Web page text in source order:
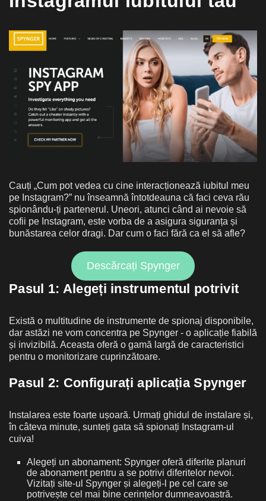
Cauți „Cum pot vedea cu cine interacționează iubitul meu
pe Instagram?” nu înseamnă întotdeauna că faci ceva rău
spionându-ți partenerul. Uneori, atunci când ai nevoie să
cofii pe Instagram, este vorba de a asigura siguranța și
bunăstarea celor dragi. Dar cum o faci fără ca el să afle?
Descărcați Spynger
Pasul 1: Alegeți instrumentul potrivit
Există o multitudine de instrumente de spionaj disponibile,
dar astăzi ne vom concentra pe Spynger - o aplicație fiabilă
și invizibilă. Aceasta oferă o gamă largă de caracteristici
pentru o monitorizare cuprinzătoare.
Pasul 2: Configurați aplicația Spynger
Instalarea este foarte ușoară. Urmați ghidul de instalare și,
în câteva minute, sunteți gata să spionați Instagram-ul
cuiva!
Alegeți un abonament: Spynger oferă diferite planuri
de abonament pentru a se potrivi diferitelor nevoi.
Vizitați site-ul Spynger și alegeți-l pe cel care se
potrivește cel mai bine cerințelor dumneavoastră.